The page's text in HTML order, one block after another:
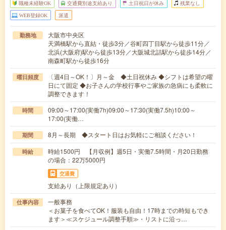
職種未経験OK 交通費別途支給あり 土日祝日が休み 残業なし
WEB登録OK 派遣
勤務地
大阪市中央区
天満橋駅から直結・徒歩3分／谷町四丁目駅から徒歩11分／
北浜(大阪府)駅から徒歩13分／大阪城北詰駅から徒歩14分／
南森町駅から徒歩16分
曜日頻度
〔週4日～OK！〕月～金 ◆土日祝休み ◆シフトは希望の曜
日にて固定 ◆お子さんの学校行事やご家族の急病にも柔軟に
調整できます！
時間
09:00～17:00(実働7h)09:00～17:30(実働7.5h)10:00～
17:00(実働…
期間 8月～長期 ◆スタート日はお気軽にご相談ください！
時給
時給1500円 【月収例】週5日・実働7.5時間・月20日勤務
の場合：22万5000円
交通費
支給あり（上限規定あり）
仕事内容
一般事務
＜お菓子を食べてOK！服装も自由！17時までの時短もでき
ます＞≪スケジュール調整手順≫・リストに沿っ…